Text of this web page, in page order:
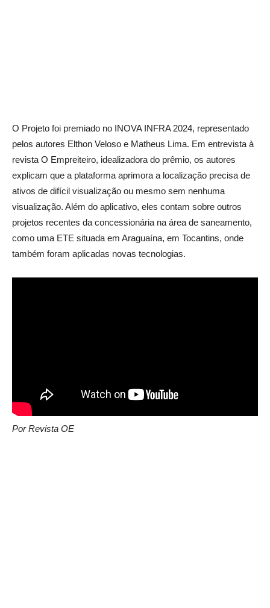
O Projeto foi premiado no INOVA INFRA 2024, representado
pelos autores Elthon Veloso e Matheus Lima. Em entrevista à
revista O Empreiteiro, idealizadora do prêmio, os autores
explicam que a plataforma aprimora a localização precisa de
ativos de difícil visualização ou mesmo sem nenhuma
visualização. Além do aplicativo, eles contam sobre outros
projetos recentes da concessionária na área de saneamento,
como uma ETE situada em Araguaína, em Tocantins, onde
também foram aplicadas novas tecnologias.
Por Revista OE